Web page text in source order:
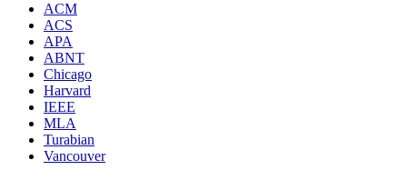
ACM
ACS
APA
ABNT
Chicago
Harvard
IEEE
MLA
Turabian
Vancouver